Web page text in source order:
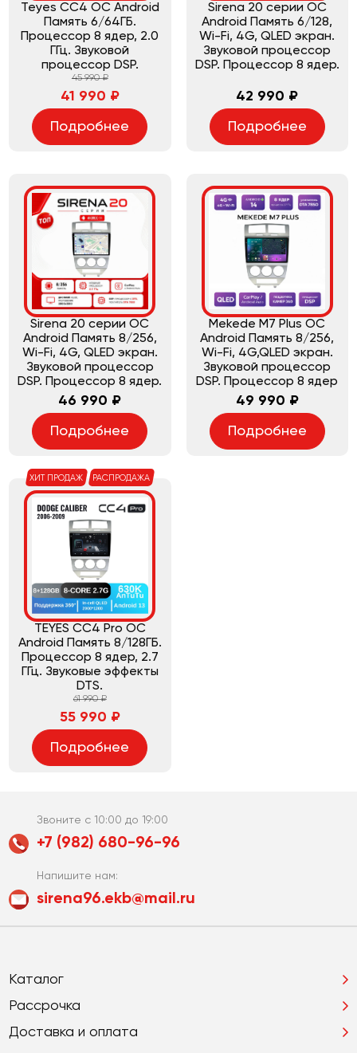
Teyes CC4 ОС Android
Память 6/64ГБ.
Процессор 8 ядер, 2.0
ГГц. Звуковой
процессор DSP.
45 990 ₽
41 990 ₽
Подробнее
Sirena 20 серии ОС
Android Память 6/128,
Wi-Fi, 4G, QLED экран.
Звуковой процессор
DSP. Процессор 8 ядер.
42 990 ₽
Подробнее
Sirena 20 серии ОС
Android Память 8/256,
Wi-Fi, 4G, QLED экран.
Звуковой процессор
DSP. Процессор 8 ядер.
46 990 ₽
Подробнее
Mekede M7 Plus ОС
Android Память 8/256,
Wi-Fi, 4G,QLED экран.
Звуковой процессор
DSP. Процессор 8 ядер
49 990 ₽
Подробнее
ХИТ ПРОДАЖ РАСПРОДАЖА
TEYES CC4 Pro ОС
Android Память 8/128ГБ.
Процессор 8 ядер, 2.7
ГГц. Звуковые эффекты
DTS.
61 990 ₽
55 990 ₽
Подробнее
Звоните с 10:00 до 19:00
+7 (982) 680-96-96
Напишите нам:
sirena96.ekb@mail.ru
Каталог
Рассрочка
Доставка и оплата